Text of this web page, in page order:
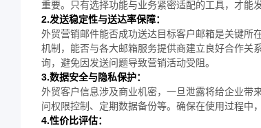
重要。只有选择功能与业务紧密适配的工具，才能
2.发送稳定性与送达率保障：
外贸营销邮件能否成功送达目标客户邮箱是关键所
机制，能否与各大邮箱服务提供商建立良好合作关
询，避免因发送问题导致营销活动受阻。
3.数据安全与隐私保护：
外贸客户信息涉及商业机密，一旦泄露将给企业带
问权限控制、定期数据备份等。确保在使用过程中
4.性价比评估：